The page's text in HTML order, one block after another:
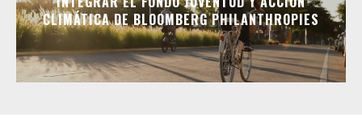
CLIMÁTICA DE BLOOMBERG PHILANTHROPIES